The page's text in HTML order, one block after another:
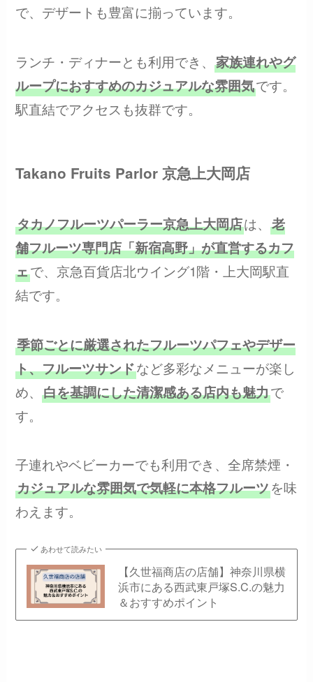
で、デザートも豊富に揃っています。
ランチ・ディナーとも利用でき、家族連れやグ
ループにおすすめのカジュアルな雰囲気です。
駅直結でアクセスも抜群です。
Takano Fruits Parlor 京急上大岡店
タカノフルーツパーラー京急上大岡店は、老
舗フルーツ専門店「新宿高野」が直営するカフ
ェで、京急百貨店北ウイング1階・上大岡駅直
結です。
季節ごとに厳選されたフルーツパフェやデザー
ト、フルーツサンドなど多彩なメニューが楽し
め、白を基調にした清潔感ある店内も魅力で
す。
子連れやベビーカーでも利用でき、全席禁煙・
カジュアルな雰囲気で気軽に本格フルーツを味
わえます。
あわせて読みたい
【久世福商店の店舗】神奈川県横
浜市にある西武東戸塚S.C.の魅力
＆おすすめポイント